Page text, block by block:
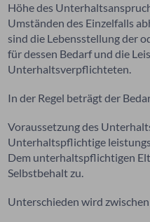
Höhe des
Umständen des Einzelfalls
sind die Lebensstellung der
für dessen Bedarf und die
Unterhaltsverpflichteten.
In der Regel beträgt der
Voraussetzung des
Unterhaltspflichtige
Dem unterhaltspflichtigen
Selbstbehalt zu.
Unterschieden wird zwischen